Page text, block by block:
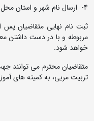
4- ارسال نام شهر و استان محل اقامت
ثبت نام نهایی متقاضیان پس
مربوطه و با در دست داشتن
خواهد شود.
متقاضیان محترم می توانند
تربیت مربی، به کمیته های